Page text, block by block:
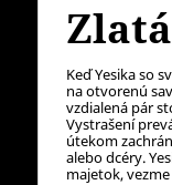
Zlatá
Keď Yesika so
na otvorenú
vzdialená pár
Vystrašení
útekom
alebo dcéry.
majetok,